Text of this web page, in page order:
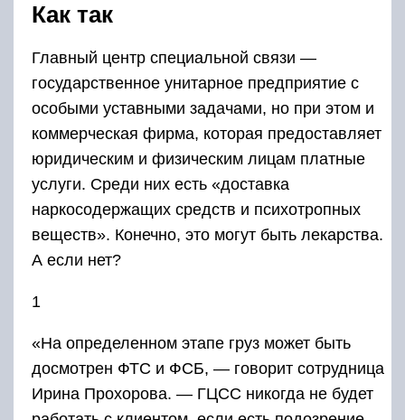
Как так
Главный центр специальной связи —
государственное унитарное предприятие с
особыми уставными задачами, но при этом и
коммерческая фирма, которая предоставляет
юридическим и физическим лицам платные
услуги. Среди них есть «доставка
наркосодержащих средств и психотропных
веществ». Конечно, это могут быть лекарства.
А если нет?
1
«На определенном этапе груз может быть
досмотрен ФТС и ФСБ, — говорит сотрудница
Ирина Прохорова. — ГЦСС никогда не будет